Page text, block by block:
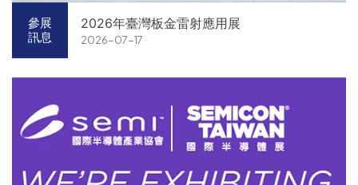
參展
訊息
2026年臺灣板金雷射應用展
2026-07-17